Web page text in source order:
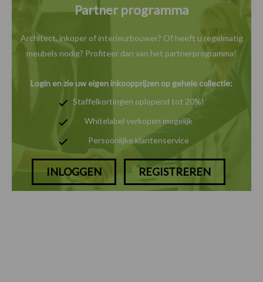
Partner programma
Architect, inkoper of interieurbouwer? Of heeft u regelmatig
meubels nodig? Profiteer dan van het partnerprogramma!
Login en zie uw eigen inkoopprijzen op gehele collectie:
Staffelkortingen oplopend tot 20%!
Whitelabel verkopen mogelijk
Persoonlijke klantenservice
INLOGGEN REGISTREREN